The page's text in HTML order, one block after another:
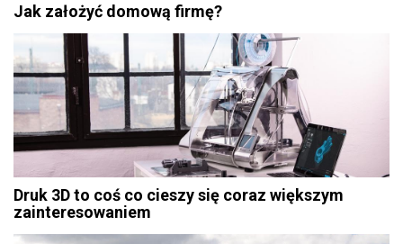
Jak założyć domową firmę?
Druk 3D to coś co cieszy się coraz większym
zainteresowaniem